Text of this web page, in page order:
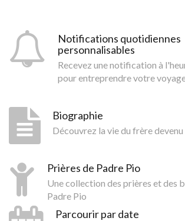
Notifications quotidiennes
personnalisables
Recevez une notification à
pour entreprendre votre
Biographie
Découvrez la vie du frère devenu
Prières de Padre Pio
Une collection des prières et des
Padre Pio
Parcourir par date